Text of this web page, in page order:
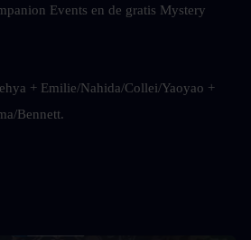
Events en de gratis Mystery
+ Emilie/Nahida/Collei/Yaoyao +
Bennett.